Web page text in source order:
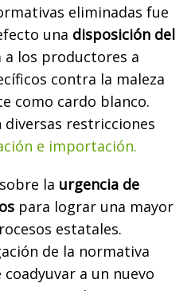
eliminadas fue
una disposición del
a los productores a
contra la maleza
como cardo blanco.
diversas restricciones
e importación.
la urgencia de
para lograr una mayor
estatales.
de la normativa
a un nuevo